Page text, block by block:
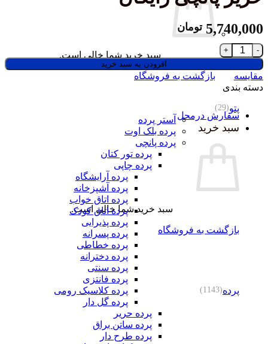
سبد خرید شما خالی است.
بازگشت به فروشگاه
سفارش درمحل
سبد خرید
سبد خرید شما خالی است.
بازگشت به فروشگاه
5,740,000 تومان
افزودن به سبد خرید
مقایسه
دسته بندی
پتو(29)
پرده(1143)
آستر پرده
پرده بلک اوت
پرده پانچی
پرده تور کتان
پرده چاپی
پرده آرایشگاه
پرده آشپزخانه
پرده اتاق خواب
پرده اتاق کودک
پرده پذیرایی
پرده پسرانه
پرده خطاطی
پرده دخترانه
پرده سنتی
پرده فانتزی
پرده کلاسیک رومی
پرده گل دار
پرده حریر
پرده ساتن براق
پرده طرح دار